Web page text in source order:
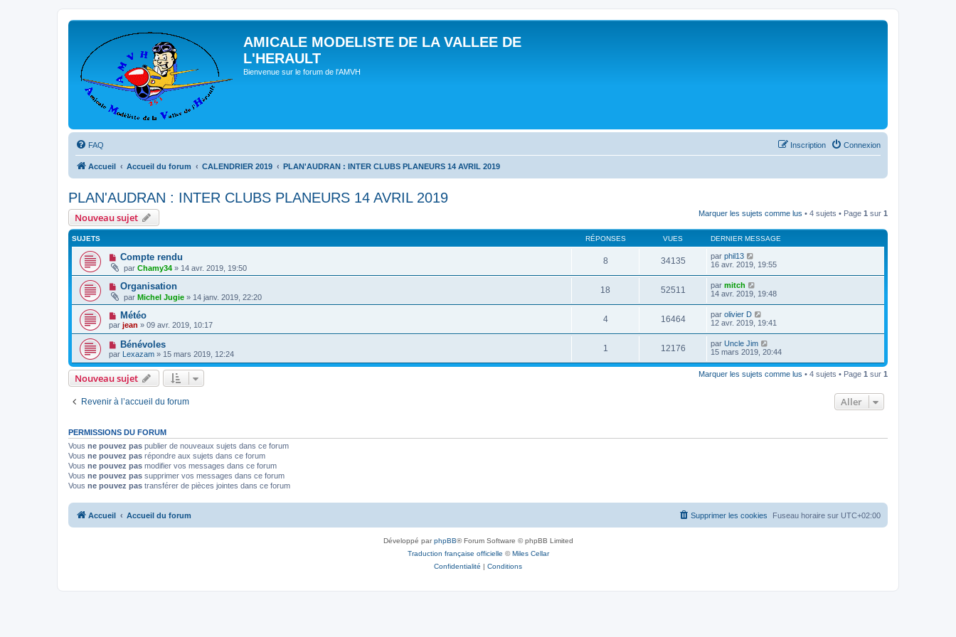
AMICALE MODELISTE DE LA VALLEE DE
L'HERAULT
Bienvenue sur le forum de l'AMVH
FAQ Connexion
Inscription
Accueil Accueil du forum CALENDRIER 2019 PLAN'AUDRAN : INTER CLUBS PLANEURS 14 AVRIL 2019
PLAN'AUDRAN : INTER CLUBS PLANEURS 14 AVRIL 2019
Nouveau sujet Marquer les sujets comme lus • 4 sujets • Page 1 sur 1
SUJETS RÉPONSES VUES DERNIER MESSAGE
Compte rendu
par Chamy34 » 14 avr. 2019, 19:50
8 34135 par phil13
16 avr. 2019, 19:55
Organisation
par Michel Jugie » 14 janv. 2019, 22:20
18 52511 par mitch
14 avr. 2019, 19:48
Météo
par jean » 09 avr. 2019, 10:17
4 16464 par olivier D
12 avr. 2019, 19:41
Bénévoles
par Lexazam » 15 mars 2019, 12:24
1 12176 par Uncle Jim
15 mars 2019, 20:44
Nouveau sujet Marquer les sujets comme lus • 4 sujets • Page 1 sur 1
Revenir à l’accueil du forum Aller
PERMISSIONS DU FORUM
Vous ne pouvez pas publier de nouveaux sujets dans ce forum
Vous ne pouvez pas répondre aux sujets dans ce forum
Vous ne pouvez pas modifier vos messages dans ce forum
Vous ne pouvez pas supprimer vos messages dans ce forum
Vous ne pouvez pas transférer de pièces jointes dans ce forum
Accueil Accueil du forum Fuseau horaire sur UTC+02:00
Supprimer les cookies
Développé parphpBB® Forum Software © phpBB Limited
Traduction française officielle ©Miles Cellar
Confidentialité | Conditions